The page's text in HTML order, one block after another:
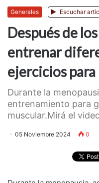
Generales Escuchar
Después de
entrenar
ejercicios
Durante la
entrenamiento para
muscular.Mirá el
05 Noviembre 2024 0